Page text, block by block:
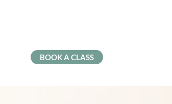
BOOK A CLASS